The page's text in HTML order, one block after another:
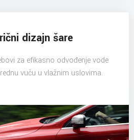
dizajn šare
za efikasno odvođenje vode
vuču u vlažnim uslovima.